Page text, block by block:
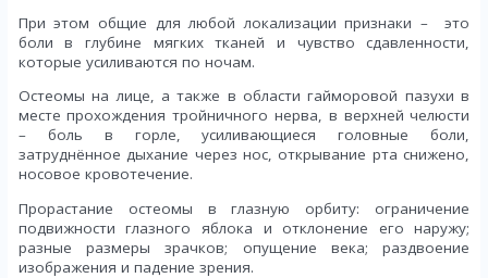
При этом общие для любой локализации признаки – это
боли в глубине мягких тканей и чувство сдавленности,
которые усиливаются по ночам.
Остеомы на лице, а также в области гайморовой пазухи в
месте прохождения тройничного нерва, в верхней челюсти
– боль в горле, усиливающиеся головные боли,
затруднённое дыхание через нос, открывание рта снижено,
носовое кровотечение.
Прорастание остеомы в глазную орбиту: ограничение
подвижности глазного яблока и отклонение его наружу;
разные размеры зрачков; опущение века; раздвоение
изображения и падение зрения.